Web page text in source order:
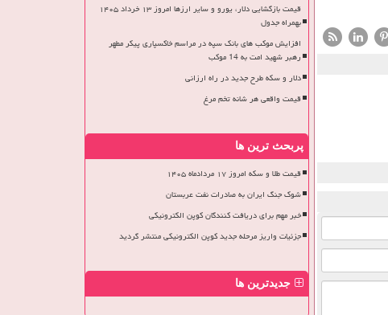
قیمت بازگشایی دلار، یورو و سایر ارزها امروز ۱۳ خرداد ۱۴۰۵
بهمراه جدول
افزایش موکب های بانک سپه در مراسم خاکسپاری پیکر مطهر
رهبر شهید امت به 14 موکب
دلار و سکه طرح جدید در راه ارزانی
قیمت واقعی هر شانه تخم مرغ
پربحث ترین ها
قیمت طلا و سکه امروز ۱۷ مردادماه ۱۴۰۵
شوک جنگ ایران به صادرات نفت عربستان
خبر مهم برای دریافت کنندگان کوپن الکترونیکی
جزئیات واریز مرحله جدید کوپن الکترونیکی منتشر گردید
جدیدترین ها